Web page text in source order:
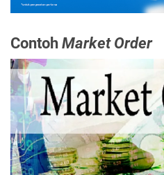
ContohMarket Order